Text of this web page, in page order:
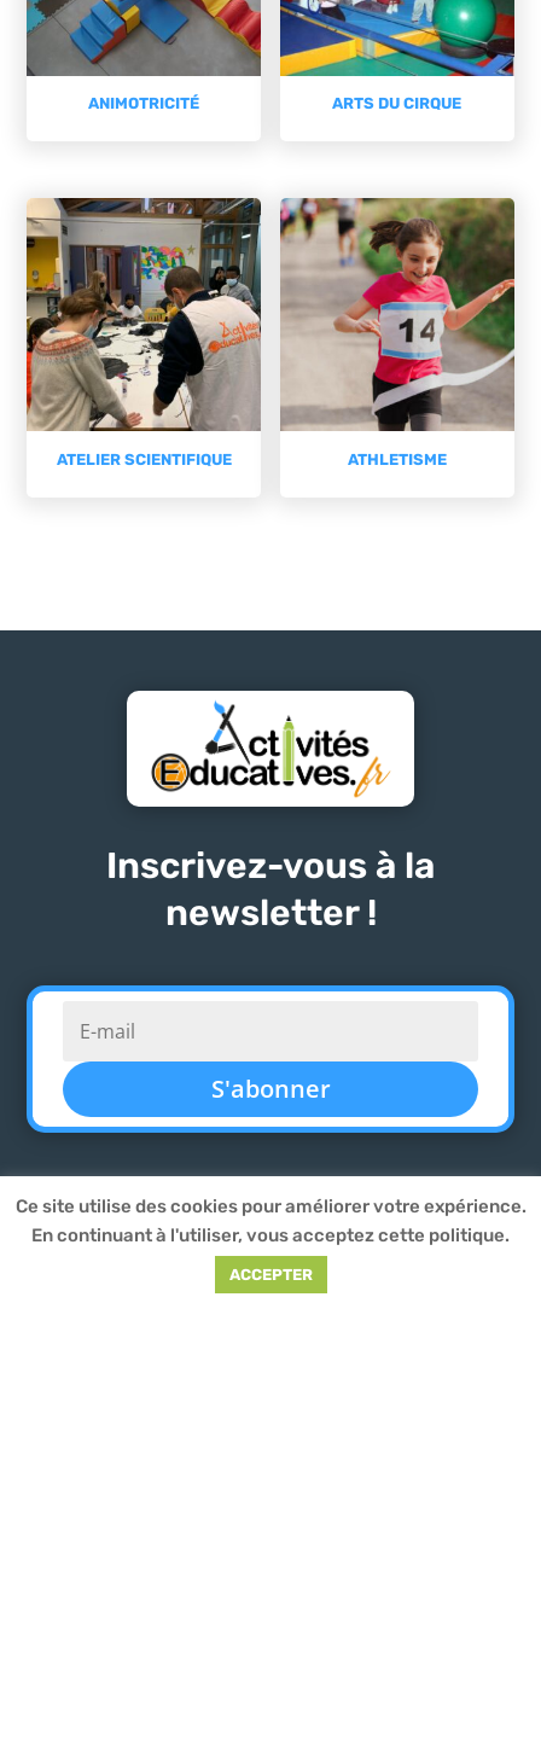
ANIMOTRICITÉ ARTS DU CIRQUE
ATELIER SCIENTIFIQUE ATHLETISME
Inscrivez-vous à la
newsletter !
S'abonner
SPORTS MANUELS DESSINS
MUSICAL MULTIMÉDIA
Ce site utilise des cookies pour améliorer votre expérience.
En continuant à l'utiliser, vous acceptez cette politique.
ACCEPTER